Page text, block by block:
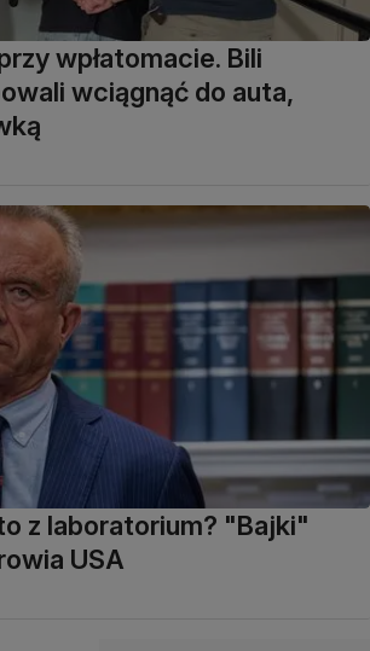
wpłatomacie. Bili
wciągnąć do auta,
z laboratorium? "Bajki"
USA